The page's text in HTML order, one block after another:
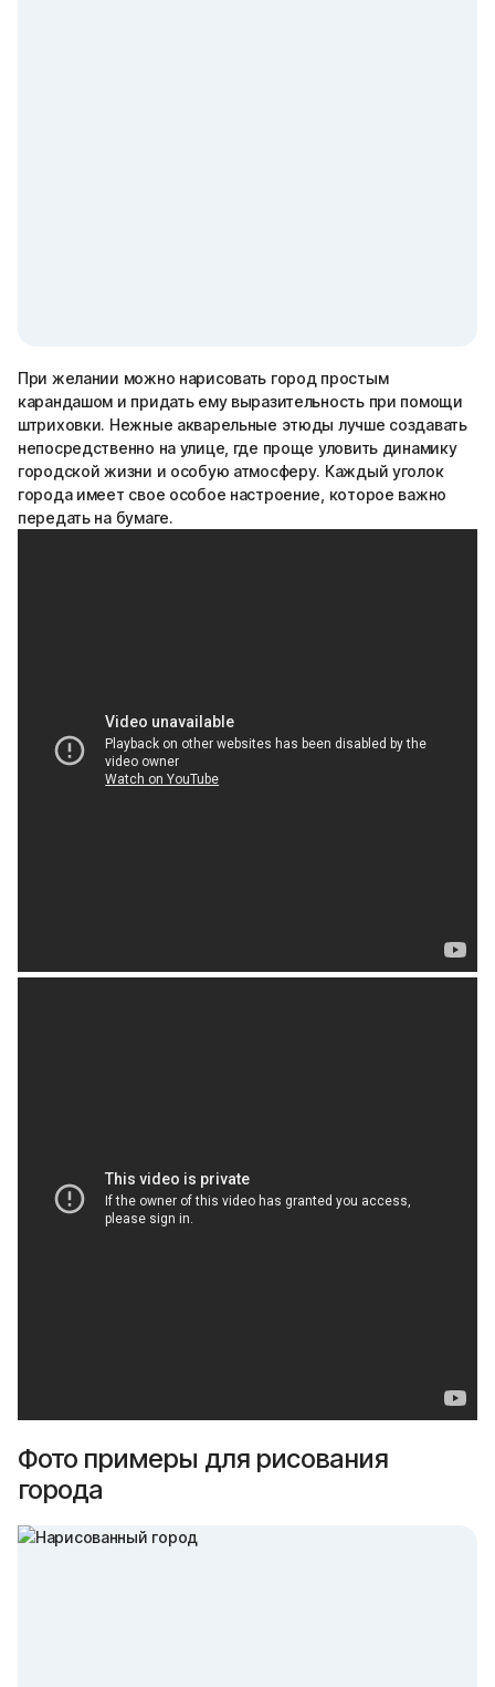
При желании можно нарисовать город простым
карандашом и придать ему выразительность при помощи
штриховки. Нежные акварельные этюды лучше создавать
непосредственно на улице, где проще уловить динамику
городской жизни и особую атмосферу. Каждый уголок
города имеет свое особое настроение, которое важно
передать на бумаге.
Фото примеры для рисования
города